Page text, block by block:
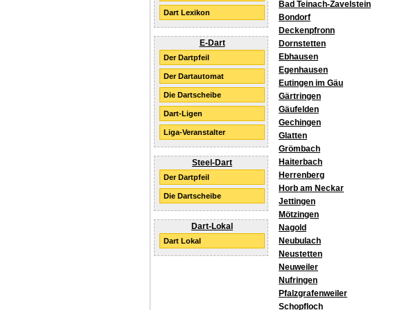
Dart Lexikon
E-Dart
Der Dartpfeil
Der Dartautomat
Die Dartscheibe
Dart-Ligen
Liga-Veranstalter
Steel-Dart
Der Dartpfeil
Die Dartscheibe
Dart-Lokal
Dart Lokal
Bad Teinach-Zavelstein
Bondorf
Deckenpfronn
Dornstetten
Ebhausen
Egenhausen
Eutingen im Gäu
Gärtringen
Gäufelden
Gechingen
Glatten
Grömbach
Haiterbach
Herrenberg
Horb am Neckar
Jettingen
Mötzingen
Nagold
Neubulach
Neustetten
Neuweiler
Nufringen
Pfalzgrafenweiler
Schopfloch